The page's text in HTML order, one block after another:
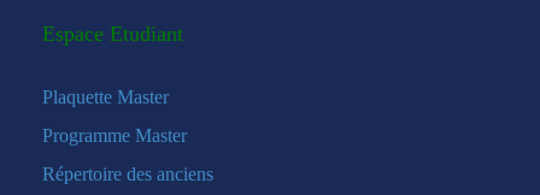
Espace Etudiant
Plaquette Master
Programme Master
Répertoire des anciens